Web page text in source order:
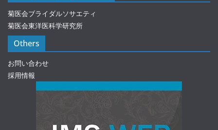
菊医会ブライダルソサエティ
菊医会東洋医科学研究所
Others
お問い合わせ
採用情報